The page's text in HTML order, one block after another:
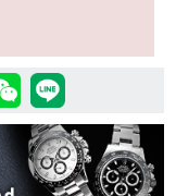
込む